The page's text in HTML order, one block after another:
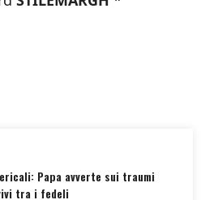
Papa avverte sui traumi
tra i fedeli